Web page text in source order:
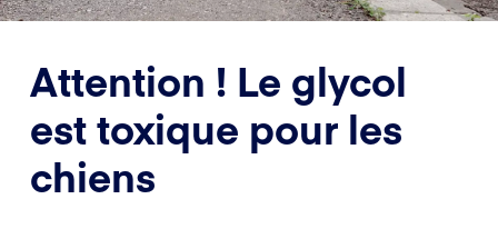
Attention ! Le glycol
est toxique pour les
chiens